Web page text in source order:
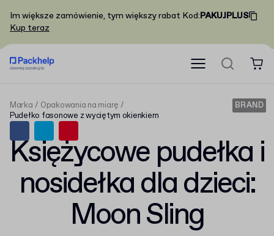
Im większe zamówienie, tym większy rabat Kod:PAKUJPLUS
Kup teraz
Księżycowe pudełka i
nosidełka dla dzieci:
Moon Sling
Marka
Opakowania na miarę
Pudełko fasonowe z wyciętym okienkiem
BRAND